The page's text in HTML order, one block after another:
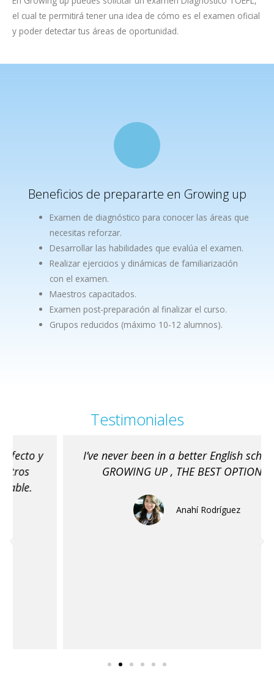
el cual te permitirá tener una idea de cómo es el examen oficial
y poder detectar tus áreas de oportunidad.
Beneficios de prepararte en Growing up
Examen de diagnóstico para conocer las áreas que
necesitas reforzar.
Desarrollar las habilidades que evalúa el examen.
Realizar ejercicios y dinámicas de familiarización
con el examen.
Maestros capacitados.
Examen post-preparación al finalizar el curso.
Grupos reducidos (máximo 10-12 alumnos).
Testimoniales
I’ve never been in a better English school 😉
GROWING UP , THE BEST OPTION !!
Anahí Rodríguez